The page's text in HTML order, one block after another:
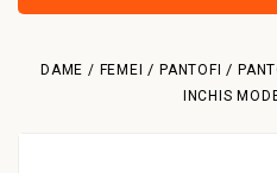
DAME / FEMEI PANTOFI
INCHIS